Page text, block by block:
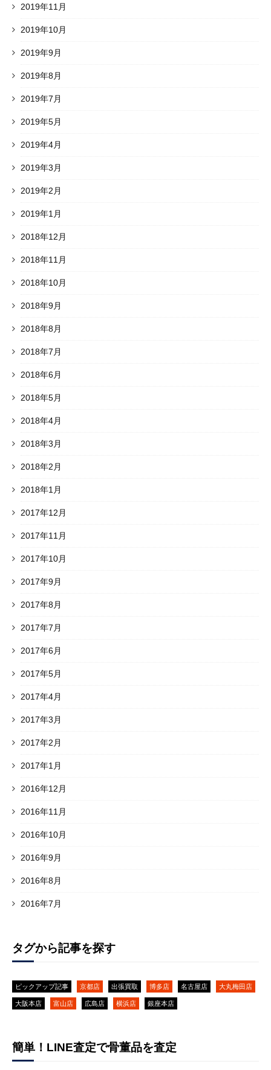
2019年11月
2019年10月
2019年9月
2019年8月
2019年7月
2019年5月
2019年4月
2019年3月
2019年2月
2019年1月
2018年12月
2018年11月
2018年10月
2018年9月
2018年8月
2018年7月
2018年6月
2018年5月
2018年4月
2018年3月
2018年2月
2018年1月
2017年12月
2017年11月
2017年10月
2017年9月
2017年8月
2017年7月
2017年6月
2017年5月
2017年4月
2017年3月
2017年2月
2017年1月
2016年12月
2016年11月
2016年10月
2016年9月
2016年8月
2016年7月
タグから記事を探す
ピックアップ記事 京都店 出張買取 博多店 名古屋店 大丸梅田店
大阪本店 富山店 広島店 横浜店 銀座本店
簡単！LINE査定で骨董品を査定